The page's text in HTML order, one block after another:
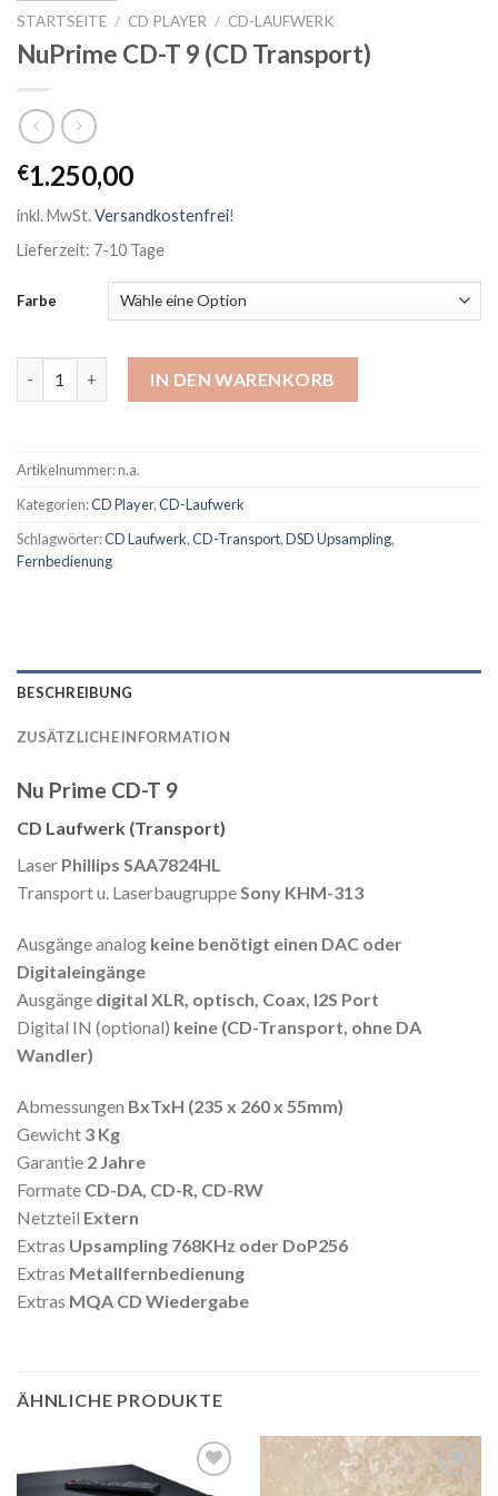
STARTSEITE / CD PLAYER / CD-LAUFWERK
NuPrime CD-T 9 (CD Transport)
€1.250,00
inkl. MwSt.Versandkostenfrei!
Lieferzeit: 7-10 Tage
Farbe
NuPrime CD-T 9 (CD Transport) Menge
IN DEN WARENKORB
Artikelnummer:n.a.
Kategorien:CD Player,CD-Laufwerk
Schlagwörter:CD Laufwerk,CD-Transport,DSD Upsampling,
Fernbedienung
BESCHREIBUNG
ZUSÄTZLICHE INFORMATION
Nu Prime CD-T 9
CD Laufwerk (Transport)
Laser Phillips SAA7824HL
Transport u. LaserbaugruppeSony KHM-313
Ausgänge analog keine benötigt einen DAC oder
Digitaleingänge
Ausgänge digital XLR, optisch, Coax, I2S Port
Digital IN (optional) keine (CD-Transport, ohne DA
Wandler)
Abmessungen BxTxH (235 x 260 x 55mm)
Gewicht 3 Kg
Garantie 2 Jahre
Formate CD-DA, CD-R, CD-RW
Netzteil Extern
Extras Upsampling 768KHz oder DoP256
Extras Metallfernbedienung
Extras MQA CD Wiedergabe
ÄHNLICHE PRODUKTE
Zur Zur